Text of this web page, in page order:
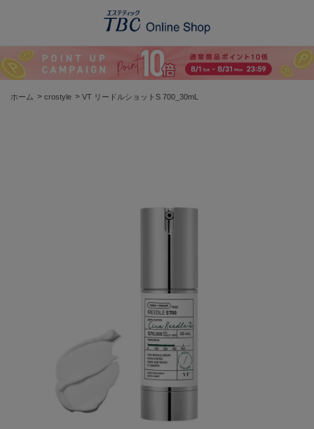
ホーム > crostyle > VT リードルショットS 700_30mL